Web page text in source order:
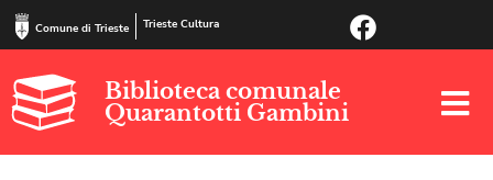
Comune di Trieste Trieste Cultura
Biblioteca comunale
Quarantotti Gambini